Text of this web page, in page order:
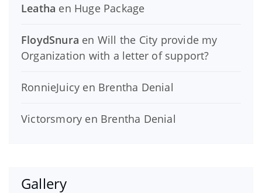
Leatha en Huge Package
FloydSnura en Will the City provide my
Organization with a letter of support?
RonnieJuicy en Brentha Denial
Victorsmory en Brentha Denial
Gallery